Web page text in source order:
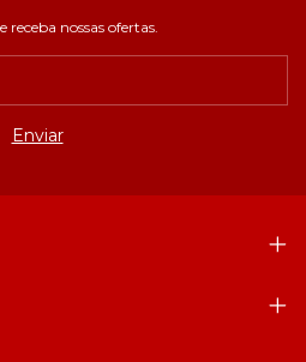
receba nossas ofertas.